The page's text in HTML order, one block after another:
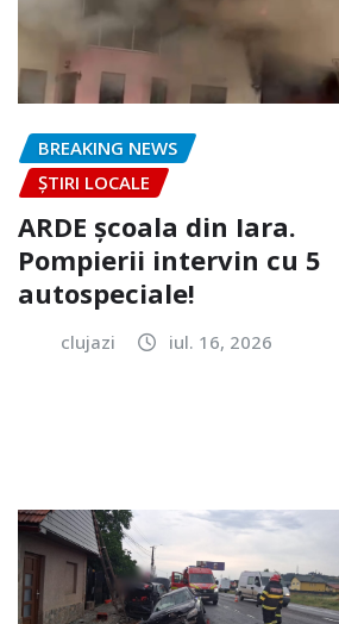
BREAKING NEWS
ȘTIRI LOCALE
ARDE școala din Iara.
Pompierii intervin cu 5
autospeciale!
clujazi iul. 16, 2026